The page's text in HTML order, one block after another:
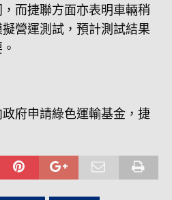
而捷聯方面亦表明車輛稍
營運測試，預計測試結果
府申請綠色運輸基金，捷